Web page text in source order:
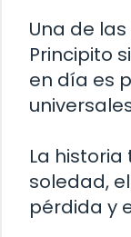
Una de
Principito
en día es
La
soledad,
pérdida y